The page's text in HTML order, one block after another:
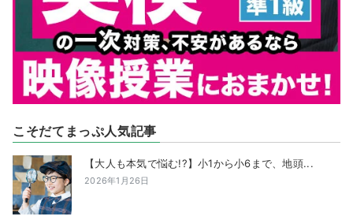
こそだてまっぷ人気記事
【大人も本気で悩む!?】小1から小6まで、地頭...
2026年1月26日